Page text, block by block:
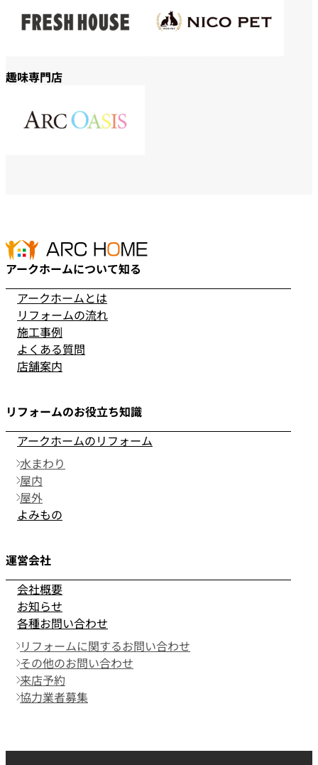
趣味専門店
アークホームについて知る
アークホームとは
リフォームの流れ
施工事例
よくある質問
店舗案内
リフォームのお役立ち知識
アークホームのリフォーム
水まわり
屋内
屋外
よみもの
運営会社
会社概要
お知らせ
各種お問い合わせ
リフォームに関するお問い合わせ
その他のお問い合わせ
来店予約
協力業者募集